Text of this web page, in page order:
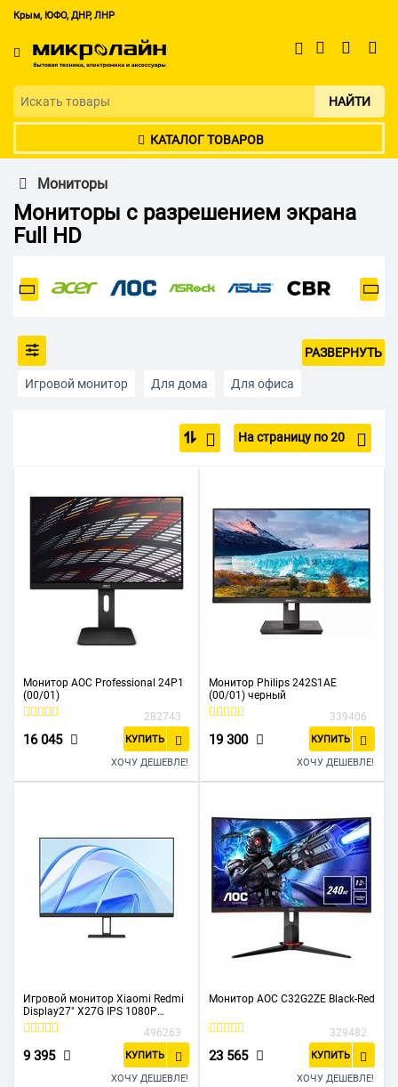
Крым, ЮФО, ДНР, ЛНР
НАЙТИ
КАТАЛОГ ТОВАРОВ
Мониторы
Мониторы с разрешением экрана
Full HD
Игровой монитор Для дома Для офиса
С HDMI С VGA
РАЗВЕРНУТЬ
На страницу по 20
Монитор AOC Professional 24P1
(00/01)
282743
16 045 КУПИТЬ
ХОЧУ ДЕШЕВЛЕ!
Монитор Philips 242S1AE
(00/01) черный
339406
19 300 КУПИТЬ
ХОЧУ ДЕШЕВЛЕ!
Игровой монитор Xiaomi Redmi
Display27" X27G IPS 1080P
165Hz (P27FBA-RX)
496263
9 395 КУПИТЬ
ХОЧУ ДЕШЕВЛЕ!
Монитор AOC C32G2ZE Black-Red
329482
23 565 КУПИТЬ
ХОЧУ ДЕШЕВЛЕ!